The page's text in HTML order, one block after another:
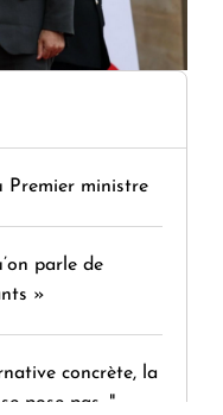
Premier ministre
parle de
»
concrète, la
pose pas. "